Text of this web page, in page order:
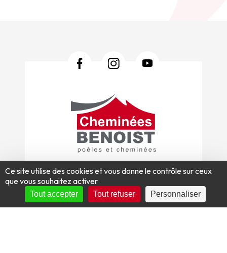
FILTRER
site@benoist.fr
Ce site utilise des cookies et vous donne le contrôle sur ceux
que vous souhaitez activer
Tout accepter Tout refuser Personnaliser